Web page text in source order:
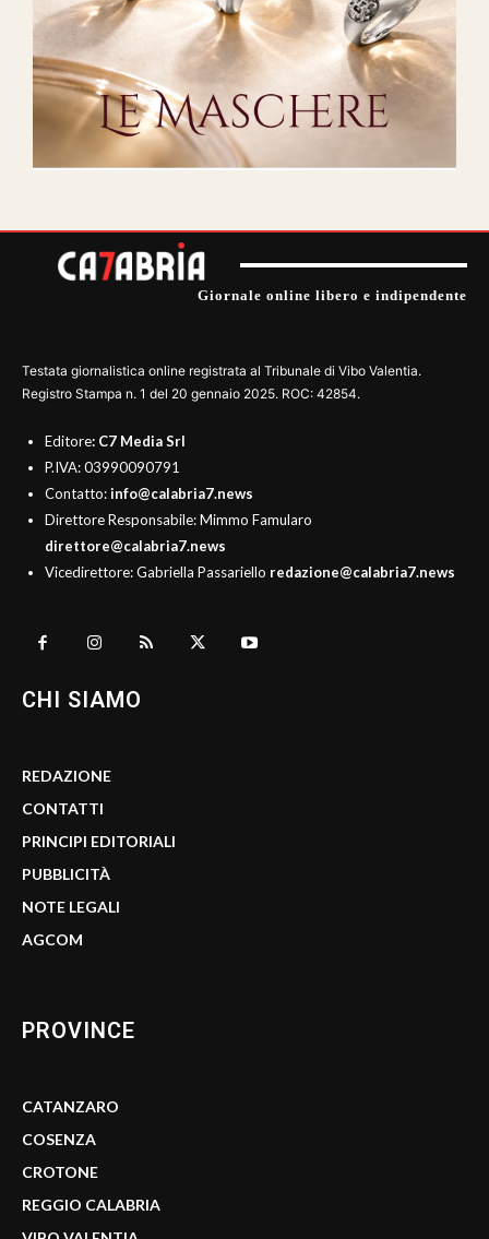
Giornale online libero e indipendente
Testata giornalistica online registrata al Tribunale di Vibo Valentia.
Registro Stampa n. 1 del 20 gennaio 2025. ROC: 42854.
Editore: C7 Media Srl
P.IVA: 03990090791
Contatto:info@calabria7.news
Direttore Responsabile: Mimmo Famularo
direttore@calabria7.news
Vicedirettore: Gabriella Passariello redazione@calabria7.news
CHI SIAMO
REDAZIONE
CONTATTI
PRINCIPI EDITORIALI
PUBBLICITÀ
NOTE LEGALI
AGCOM
PROVINCE
CATANZARO
COSENZA
CROTONE
REGGIO CALABRIA